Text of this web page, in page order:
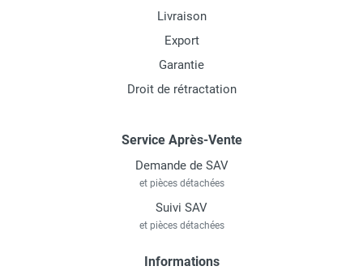
Livraison
Export
Garantie
Droit de rétractation
Service Après-Vente
Demande de SAV
et pièces détachées
Suivi SAV
et pièces détachées
Informations